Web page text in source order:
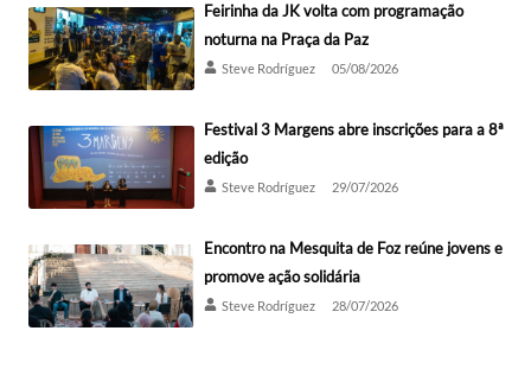
Feirinha da JK volta com programação
noturna na Praça da Paz
Steve Rodríguez 05/08/2026
Festival 3 Margens abre inscrições para a 8ª
edição
Steve Rodríguez 29/07/2026
Encontro na Mesquita de Foz reúne jovens e
promove ação solidária
Steve Rodríguez 28/07/2026